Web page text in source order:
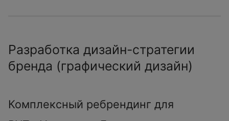
Разработка дизайн-стратегии
бренда (графический дизайн)
Комплексный ребрендинг для